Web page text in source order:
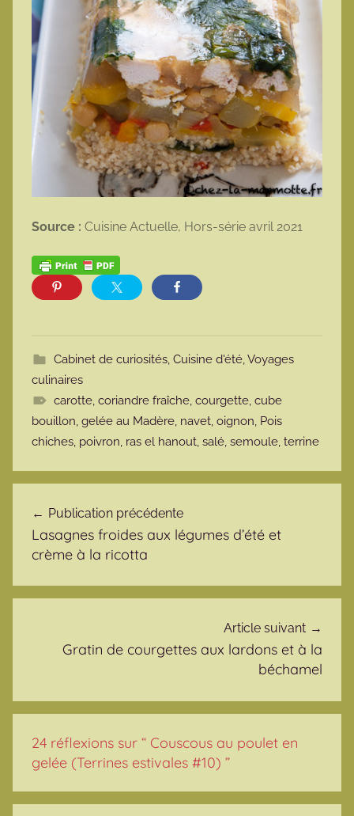
Source : Cuisine Actuelle, Hors-série avril 2021
Cabinet de curiosités, Cuisine d'été,Voyages
culinaires
carotte, coriandre fraîche, courgette, cube
bouillon, gelée au Madère, navet, oignon, Pois
chiches, poivron, ras el hanout, salé, semoule, terrine
Publication précédente
Lasagnes froides aux légumes d’été et
crème à la ricotta
Article suivant
Gratin de courgettes aux lardons et à la
béchamel
24 réflexions sur “ Couscous au poulet en
gelée (Terrines estivales #10) ”